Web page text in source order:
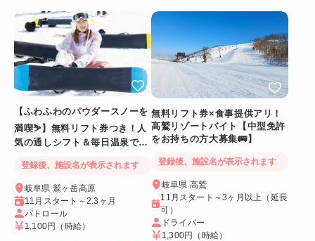
【ふわふわのパウダースノーを
満喫⛷️】無料リフト券つき！人
気の通しシフト＆毎日温泉でリ
登録後、施設名が表示されます
岐阜県 鷲ヶ岳高原
11月スタート～2.3ヶ月
パトロール
1,100円 （時給）
無料リフト券×食事提供アリ！
高鷲リゾートバイト【中型免許
をお持ちの方大募集🚌】
登録後、施設名が表示されます
岐阜県 高鷲
11月スタート～3ヶ月以上（延長
可）
ドライバー
1,300円 （時給）